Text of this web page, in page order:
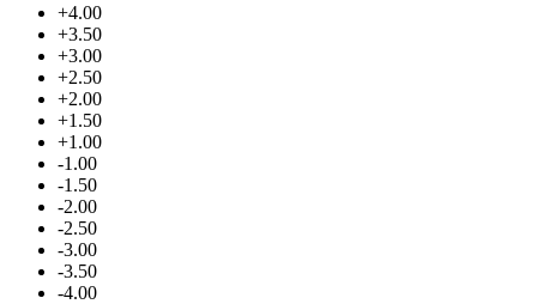
+4.00
+3.50
+3.00
+2.50
+2.00
+1.50
+1.00
-1.00
-1.50
-2.00
-2.50
-3.00
-3.50
-4.00